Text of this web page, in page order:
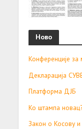
Ново
Конференције за
Декларација
Платформа ДЈБ
Ко штампа
Закон о Косову и